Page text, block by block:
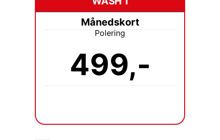
Månedskort
Polering
499,-